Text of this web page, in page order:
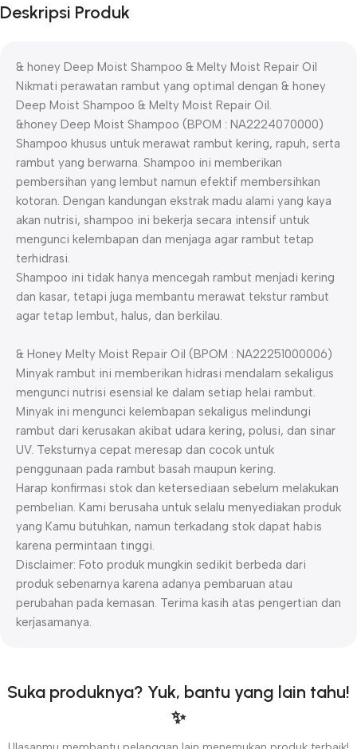
Deskripsi Produk
& honey Deep Moist Shampoo & Melty Moist Repair Oil
Nikmati perawatan rambut yang optimal dengan & honey
Deep Moist Shampoo & Melty Moist Repair Oil.
&honey Deep Moist Shampoo (BPOM : NA2224070000)
Shampoo khusus untuk merawat rambut kering, rapuh, serta
rambut yang berwarna. Shampoo ini memberikan
pembersihan yang lembut namun efektif membersihkan
kotoran. Dengan kandungan ekstrak madu alami yang kaya
akan nutrisi, shampoo ini bekerja secara intensif untuk
mengunci kelembapan dan menjaga agar rambut tetap
terhidrasi.
Shampoo ini tidak hanya mencegah rambut menjadi kering
dan kasar, tetapi juga membantu merawat tekstur rambut
agar tetap lembut, halus, dan berkilau.
& Honey Melty Moist Repair Oil (BPOM : NA22251000006)
Minyak rambut ini memberikan hidrasi mendalam sekaligus
mengunci nutrisi esensial ke dalam setiap helai rambut.
Minyak ini mengunci kelembapan sekaligus melindungi
rambut dari kerusakan akibat udara kering, polusi, dan sinar
UV. Teksturnya cepat meresap dan cocok untuk
penggunaan pada rambut basah maupun kering.
Harap konfirmasi stok dan ketersediaan sebelum melakukan
pembelian. Kami berusaha untuk selalu menyediakan produk
yang Kamu butuhkan, namun terkadang stok dapat habis
karena permintaan tinggi.
Disclaimer: Foto produk mungkin sedikit berbeda dari
produk sebenarnya karena adanya pembaruan atau
perubahan pada kemasan. Terima kasih atas pengertian dan
kerjasamanya.
Suka produknya? Yuk, bantu yang lain tahu!
✨